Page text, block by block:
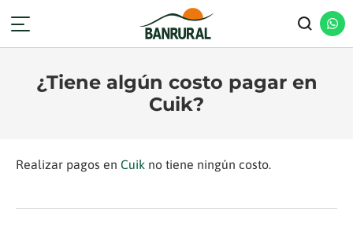
¿Tiene algún costo pagar en
Cuik?
Realizar pagos en Cuik no tiene ningún costo.